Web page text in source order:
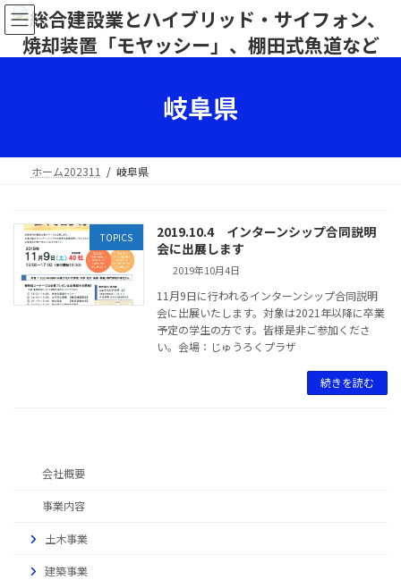
岐阜県
ホーム202311 岐阜県
TOPICS
2019.10.4 インターンシップ合同説明
会に出展します
2019年10月4日
11月9日に行われるインターンシップ合同説明
会に出展いたします。対象は2021年以降に卒業
予定の学生の方です。皆様是非ご参加くださ
い。会場：じゅうろくプラザ
続きを読む
会社概要
事業内容
土木事業
建築事業